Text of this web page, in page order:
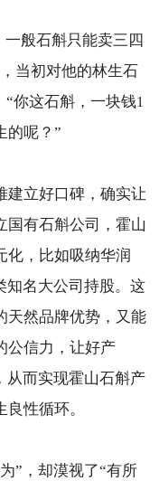
一般石斛只能卖三四
当初对他的林生石
“你这石斛，一块钱1
的呢？”
建立好口碑，确实让
国有石斛公司，霍山
化，比如吸纳华润
知名大公司持股。这
天然品牌优势，又能
公信力，让好产
从而实现霍山石斛产
性循环。
”，却漠视了“有所